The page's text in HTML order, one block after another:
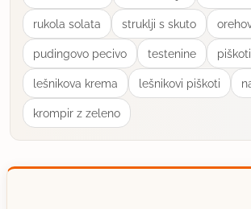
uporabno
rukola solata struklji s skuto
pudingovo pecivo testenine
lešnikova krema lešnikovi piškoti
krompir z zeleno